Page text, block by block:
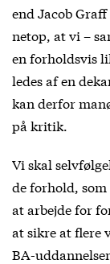
end Jacob
netop, at vi –
en forholdsvis
ledes af en
kan derfor
på kritik.
Vi skal
de forhold,
at arbejde for
at sikre at flere
BA-